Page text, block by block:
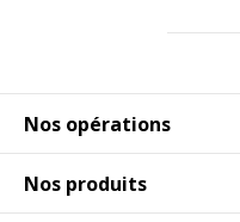
Nos opérations
Nos produits